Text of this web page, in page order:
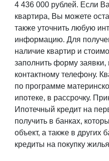
4 436 000 рублей. Если
квартира, Вы можете
также уточнить любую
информацию. Для
наличие квартир и
заполнить форму заявки,
контактному телефону.
по программе
ипотеке, в рассрочку.
Ипотечный кредит на
получить в банках,
объект, а также в других
кредиты на покупку